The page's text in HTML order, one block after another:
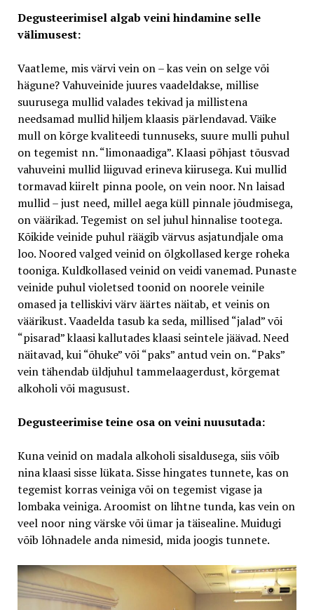
Degusteerimisel algab veini hindamine selle
välimusest:
Vaatleme, mis värvi vein on – kas vein on selge või
hägune? Vahuveinide juures vaadeldakse, millise
suurusega mullid valades tekivad ja millistena
needsamad mullid hiljem klaasis pärlendavad. Väike
mull on kõrge kvaliteedi tunnuseks, suure mulli puhul
on tegemist nn. “limonaadiga”. Klaasi põhjast tõusvad
vahuveini mullid liiguvad erineva kiirusega. Kui mullid
tormavad kiirelt pinna poole, on vein noor. Nn laisad
mullid – just need, millel aega küll pinnale jõudmisega,
on väärikad. Tegemist on sel juhul hinnalise tootega.
Kõikide veinide puhul räägib värvus asjatundjale oma
loo. Noored valged veinid on õlgkollased kerge roheka
tooniga. Kuldkollased veinid on veidi vanemad. Punaste
veinide puhul violetsed toonid on noorele veinile
omased ja telliskivi värv äärtes näitab, et veinis on
väärikust. Vaadelda tasub ka seda, millised “jalad” või
“pisarad” klaasi kallutades klaasi seintele jäävad. Need
näitavad, kui “õhuke” või “paks” antud vein on. “Paks”
vein tähendab üldjuhul tammelaagerdust, kõrgemat
alkoholi või magusust.
Degusteerimise teine osa on veini nuusutada:
Kuna veinid on madala alkoholi sisaldusega, siis võib
nina klaasi sisse lükata. Sisse hingates tunnete, kas on
tegemist korras veiniga või on tegemist vigase ja
lombaka veiniga. Aroomist on lihtne tunda, kas vein on
veel noor ning värske või ümar ja täisealine. Muidugi
võib lõhnadele anda nimesid, mida joogis tunnete.